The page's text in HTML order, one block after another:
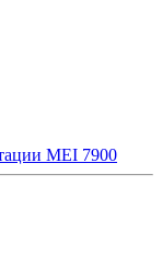
MEI 7900